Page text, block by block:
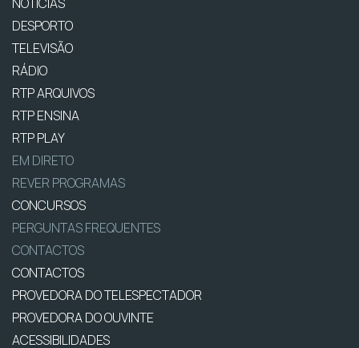
DESPORTO
TELEVISÃO
RÁDIO
RTP ARQUIVOS
RTP ENSINA
RTP PLAY
EM DIRETO
REVER PROGRAMAS
CONCURSOS
PERGUNTAS FREQUENTES
CONTACTOS
CONTACTOS
PROVEDORA DO TELESPECTADOR
PROVEDORA DO OUVINTE
ACESSIBILIDADES